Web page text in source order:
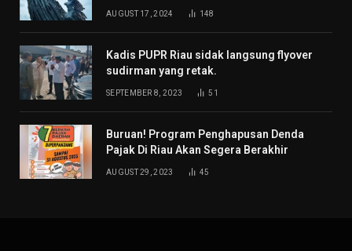
AUGUST 17, 2024 148
Kadis PUPR Riau sidak langsung flyover
sudirman yang retak.
SEPTEMBER 8, 2023 51
Buruan! Program Penghapusan Denda
Pajak Di Riau Akan Segera Berakhir
AUGUST 29, 2023 45